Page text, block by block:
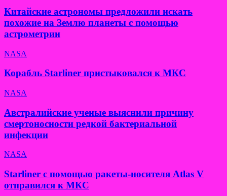
Китайские астрономы предложили искать
похожие на Землю планеты с помощью
астрометрии
NASA
Корабль Starliner пристыковался к МКС
NASA
Австралийские ученые выяснили причину
смертоносности редкой бактериальной
инфекции
NASA
Starliner с помощью ракеты-носителя Atlas V
отправился к МКС